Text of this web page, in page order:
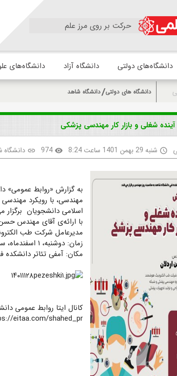
حرکت بر روی مرز علم
دانشگاه‌های دولتی دانشگاه آزاد دانشگاه‌های
دانشگاه های دولتی دانشگاه شاهد
شغلی و بازار کار مهندسی پزشکی
access_time شنبه 29 بهمن 1401 ساعت 8:24 visibility
974
link دانشگاه
به گزارش «روابط عمومی»
مهندسی، با رویکرد
اسلامی دانشجویان برگزار
با ارائه‌ی آقای مهندس
مدیرعامل شرکت طب
زمان: دوشنبه، ۱ اسفندماه، ساعت ۱۲:۳۰
مکان: آمفی تئاتر
کانال ایتا روا​بط عمومی
eitaa.com/shahed_pr